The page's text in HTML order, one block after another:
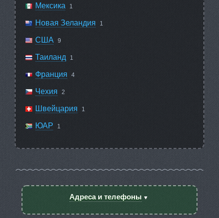
Мексика 1
Новая Зеландия 1
США 9
Таиланд 1
Франция 4
Чехия 2
Швейцария 1
ЮАР 1
Адреса и телефоны